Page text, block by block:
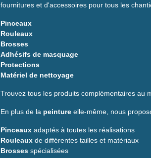
fournitures et d'accessoires pour tous les
Pinceaux
Rouleaux
Brosses
Adhésifs de masquage
Protections
Matériel de nettoyage
Trouvez tous les produits complémentaires au
En plus de la peinture elle-même, nous
Pinceaux adaptés à toutes les réalisations
Rouleaux de différentes tailles et matériaux
Brosses spécialisées